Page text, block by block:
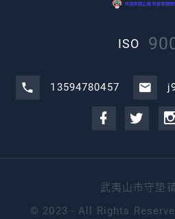
ISO
13594780457
武夷山市守垫
© 2023 - All Rights